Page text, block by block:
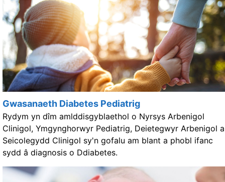
Gwasanaeth Diabetes Pediatrig
Rydym yn dîm amlddisgyblaethol o Nyrsys Arbenigol
Clinigol, Ymgynghorwyr Pediatrig, Deietegwyr Arbenigol a
Seicolegydd Clinigol sy'n gofalu am blant a phobl ifanc
sydd â diagnosis o Ddiabetes.